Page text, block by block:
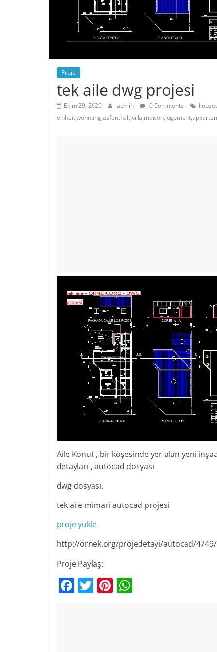
Proje
tek aile dwg projesi
Ekim 29, 2020 admin 0 Comments
Aile Konut , bir köşesinde yer alan yeni
detayları , autocad dosyası
dwg dosyası.
tek aile mimari autocad projesi
proje yükle
http://ornek.org/projedetayi/autocad/4749/
Proje Paylaş:
F T Pi